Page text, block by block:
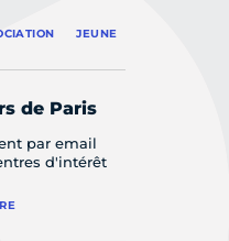
JEUNE
de Paris
par email
d'intérêt